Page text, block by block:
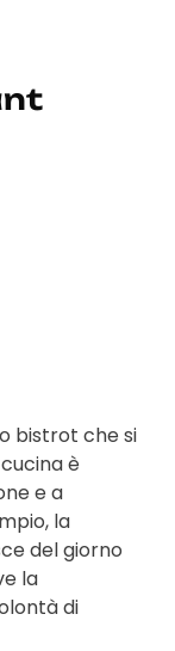
bistrot che si
è
e a
la
del giorno
la
di